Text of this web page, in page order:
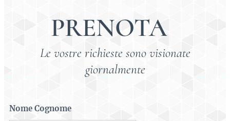
PRENOTA
Le vostre richieste sono visionate
giornalmente
Nome Cognome